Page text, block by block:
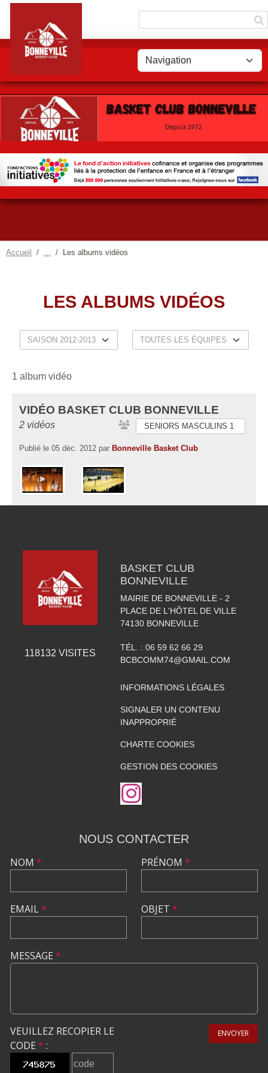
Accueil Les albums vidéos
LES ALBUMS VIDÉOS
1 album vidéo
VIDÉO BASKET CLUB BONNEVILLE
2 vidéos SENIORS MASCULINS 1
Publié le 05 déc. 2012 par Bonneville Basket Club
118132 VISITES
BASKET CLUB
BONNEVILLE
MAIRIE DE BONNEVILLE - 2
PLACE DE L'HÔTEL DE VILLE
74130 BONNEVILLE
TÉL. : 06 59 62 66 29
BCBCOMM74@GMAIL.COM
INFORMATIONS LÉGALES
SIGNALER UN CONTENU
INAPPROPRIÉ
CHARTE COOKIES
GESTION DES COOKIES
NOUS CONTACTER
NOM *
EMAIL*
PRÉNOM *
OBJET *
MESSAGE *
VEUILLEZ RECOPIER LE
CODE * :
ENVOYER